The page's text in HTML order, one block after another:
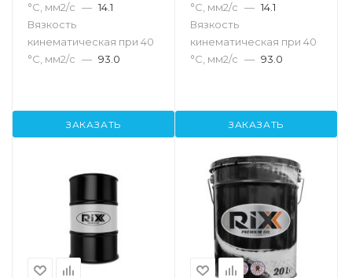
°С, мм2/с — 14.1
Вязкость
кинематическая при 40
°С, мм2/с — 93.0
ЗАКАЗАТЬ
°С, мм2/с — 14.1
Вязкость
кинематическая при 40
°С, мм2/с — 93.0
ЗАКАЗАТЬ